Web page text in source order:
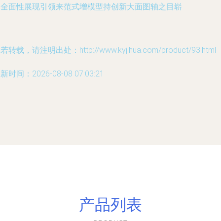
面性展现引领来范式增模型持创新大面图轴之目崭
转载，请注明出处：http://www.kyjihua.com/product/93.html
时间：2026-08-08 07:03:21
产品列表